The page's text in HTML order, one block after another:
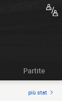
Partite
più stat